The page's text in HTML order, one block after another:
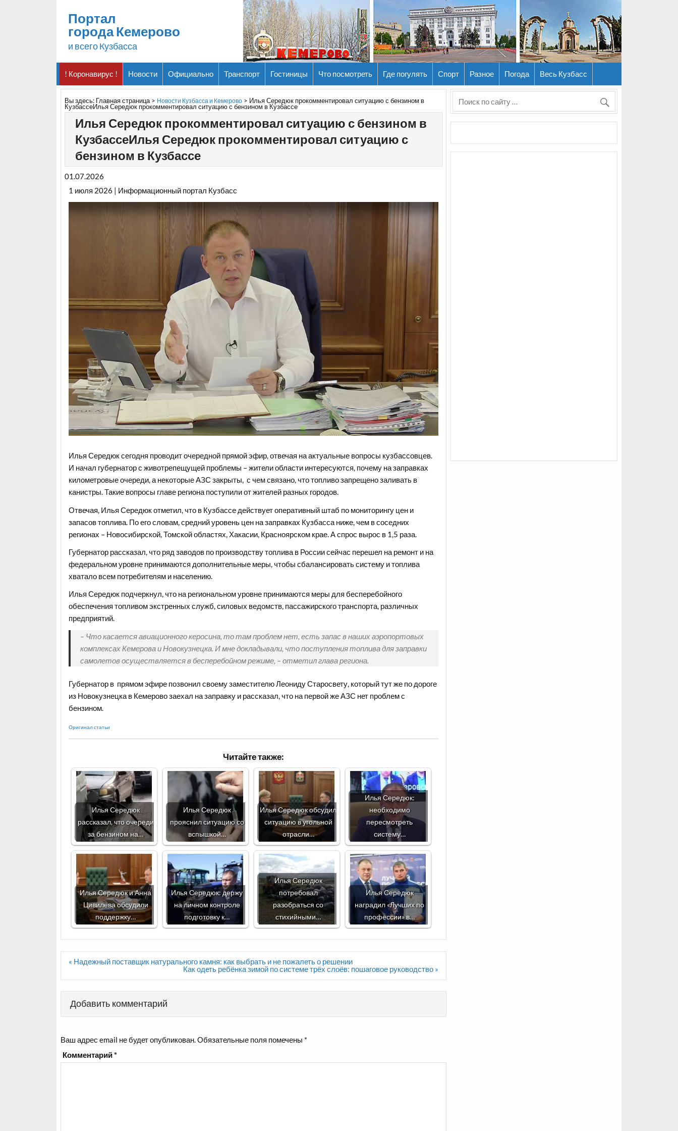
Портал
города Кемерово
и всего Кузбасса
! Коронавирус ! Новости Официально Транспорт Гостиницы Что посмотреть Где погулять Спорт Разное Погода Весь Кузбасс
Вы здесь: Главная страница> Новости Кузбасса и Кемерово > Илья Середюк прокомментировал ситуацию с бензином в
КузбассеИлья Середюк прокомментировал ситуацию с бензином в Кузбассе
Илья Середюк прокомментировал ситуацию с бензином в
КузбассеИлья Середюк прокомментировал ситуацию с
бензином в Кузбассе
01.07.2026
1 июля 2026 | Информационный портал Кузбасс
Илья Середюк сегодня проводит очередной прямой эфир, отвечая на актуальные вопросы кузбассовцев.
И начал губернатор с животрепещущей проблемы – жители области интересуются, почему на заправках
километровые очереди, а некоторые АЗС закрыты, с чем связано, что топливо запрещено заливать в
канистры. Такие вопросы главе региона поступили от жителей разных городов.
Отвечая, Илья Середюк отметил, что в Кузбассе действует оперативный штаб по мониторингу цен и
запасов топлива. По его словам, средний уровень цен на заправках Кузбасса ниже, чем в соседних
регионах – Новосибирской, Томской областях, Хакасии, Красноярском крае. А спрос вырос в 1,5 раза.
Губернатор рассказал, что ряд заводов по производству топлива в России сейчас перешел на ремонт и на
федеральном уровне принимаются дополнительные меры, чтобы сбалансировать систему и топлива
хватало всем потребителям и населению.
Илья Середюк подчеркнул, что на региональном уровне принимаются меры для бесперебойного
обеспечения топливом экстренных служб, силовых ведомств, пассажирского транспорта, различных
предприятий.
– Что касается авиационного керосина, то там проблем нет, есть запас в наших аэропортовых
комплексах Кемерова и Новокузнецка. И мне докладывали, что поступления топлива для заправки
самолетов осуществляется в бесперебойном режиме, – отметил глава региона.
Губернатор в прямом эфире позвонил своему заместителю Леониду Старосвету, который тут же по дороге
из Новокузнецка в Кемерово заехал на заправку и рассказал, что на первой же АЗС нет проблем с
бензином.
Оригинал статьи
Читайте также:
Илья Середюк
рассказал, что очереди
за бензином на…
Илья Середюк
прояснил ситуацию со
вспышкой…
Илья Середюк обсудил
ситуацию в угольной
отрасли…
Илья Середюк:
необходимо
пересмотреть
систему…
Илья Середюк и Анна
Цивилева обсудили
поддержку…
Илья Середюк: держу
на личном контроле
подготовку к…
Илья Середюк
потребовал
разобраться со
стихийными…
Илья Середюк
наградил «Лучших по
профессии» в…
Навигация
« Надежный поставщик натурального камня: как выбрать и не пожалеть о решении
Как одеть ребёнка зимой по системе трёх слоёв: пошаговое руководство »
Добавить комментарий
Ваш адрес email не будет опубликован. Обязательные поля помечены *
Комментарий*